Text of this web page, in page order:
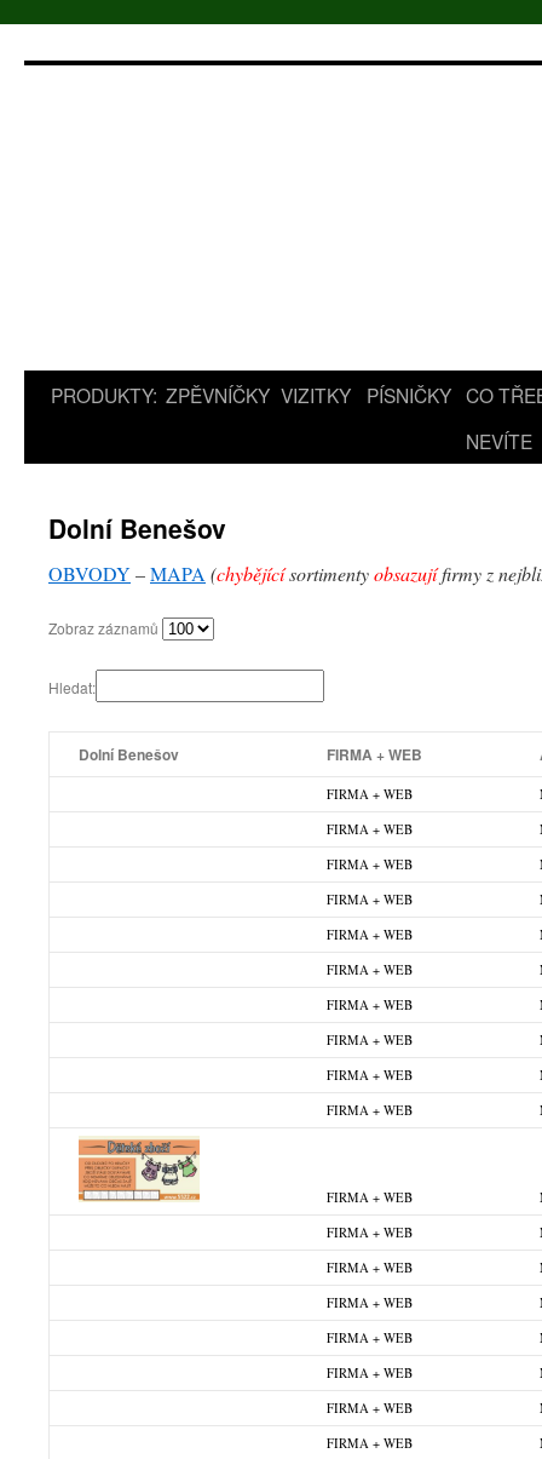
PRODUKTY: ZPĚVNÍČKY VIZITKY PÍSNIČKY CO
NEVÍTE
Dolní Benešov
OBVODY –MAPA (chybějícísortimentyobsazujífirmy z
Zobraz záznamů
Hledat:
Dolní Benešov FIRMA + WEB
FIRMA + WEB
FIRMA + WEB
FIRMA + WEB
FIRMA + WEB
FIRMA + WEB
FIRMA + WEB
FIRMA + WEB
FIRMA + WEB
FIRMA + WEB
FIRMA + WEB
FIRMA + WEB
FIRMA + WEB
FIRMA + WEB
FIRMA + WEB
FIRMA + WEB
FIRMA + WEB
FIRMA + WEB
FIRMA + WEB